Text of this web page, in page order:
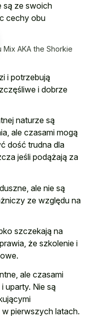
są ze swoich
cechy obu
Mix AKA the Shorkie
i potrzebują
i dobrze
naturze są
ale czasami mogą
dość trudna dla
jeśli podążają za
ale nie są
ze względu na
szczekają na
że szkolenie i
ale czasami
uparty. Nie są
w pierwszych latach.